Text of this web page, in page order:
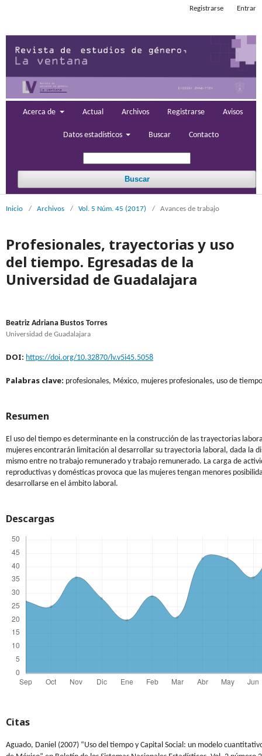
Acerca de Actual Archivos Registrarse Avisos
Datos estadísticos Buscar Contacto
Buscar
Registrarse Entrar
Inicio / Archivos / Vol. 5 Núm. 45 (2017) / Avances de trabajo
Profesionales, trayectorias y uso
del tiempo. Egresadas de la
Universidad de Guadalajara
Beatriz Adriana Bustos Torres
Universidad de Guadalajara
DOI: https://doi.org/10.32870/lv.v5i45.5058
Palabras clave: profesionales, México, mujeres profesionales, uso de
Resumen
El uso del tiempo es determinante en la construcción de las trayectorias
mujeres encontrarán limitación al desarrollar su trayectoria laboral, dada la
mismo entre no trabajo remunerado y trabajo remunerado. La carga de
reproductivas y domésticas provoca que las mujeres tengan menores
desarrollarse en el ámbito laboral.
Descargas
Citas
Aguado, Daniel (2007) “Uso del tiempo y Capital Social: un modelo